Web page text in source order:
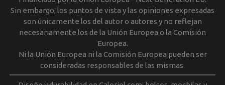
Sin embargo, los puntos de vista y las opiniones expresadas
son únicamente los del autor o autores y no reflejan
necesariamente los de la Unión Europea o la Comisión
Europea.
Ni la Unión Europea ni la Comisión Europea pueden ser
consideradas responsables de las mismas.